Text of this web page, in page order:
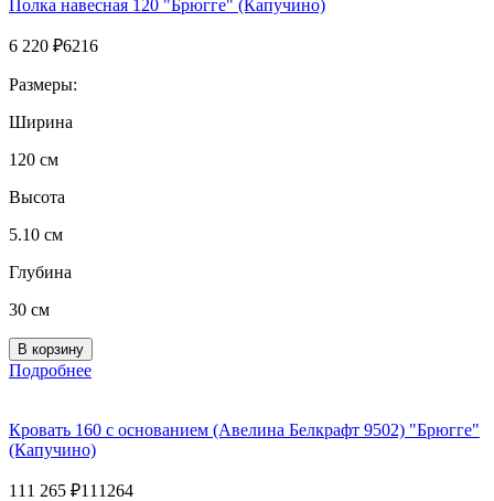
Полка навесная 120 "Брюгге" (Капучино)
6 220 ₽6216
Размеры:
Ширина
120 см
Высота
5.10 см
Глубина
30 см
Подробнее
Кровать 160 с основанием (Авелина Белкрафт 9502) "Брюгге"
(Капучино)
111 265 ₽111264